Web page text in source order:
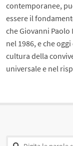
contemporanee,
essere il
che Giovanni
nel 1986, e che
cultura della
universale e nel